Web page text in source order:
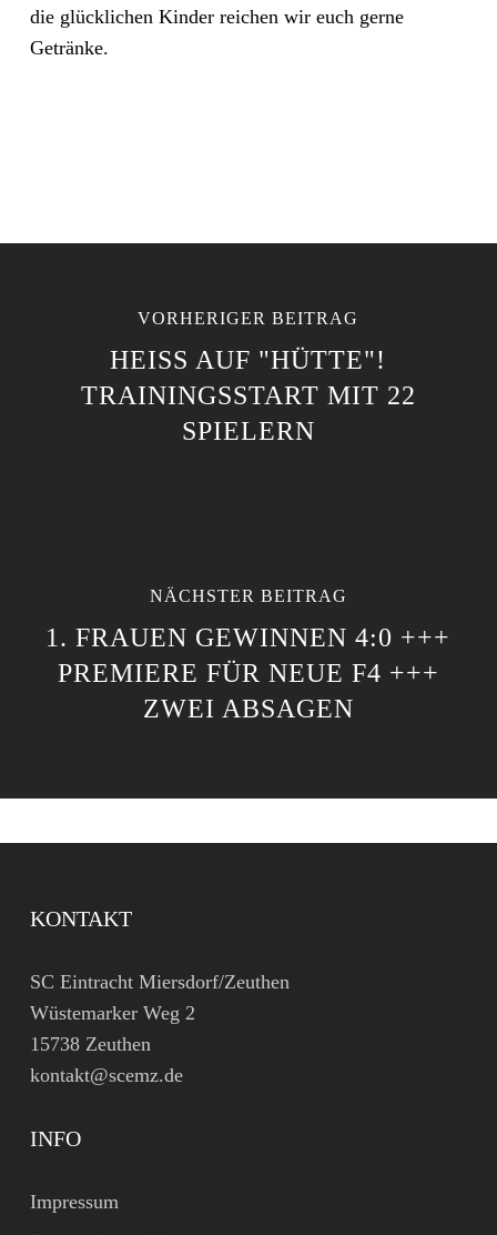
die glücklichen Kinder reichen wir euch gerne
Getränke.
VORHERIGER BEITRAG
HEISS AUF "HÜTTE"! T
RAININGSSTART MIT 22 S
PIELERN
NÄCHSTER BEITRAG
1. FRAUEN GEWINNEN 4:0 +++
PREMIERE FÜR NEUE F4 +++
ZWEI ABSAGEN
KONTAKT
SC Eintracht Miersdorf/Zeuthen
Wüstemarker Weg 2
15738 Zeuthen
kontakt@scemz.de
INFO
Impressum